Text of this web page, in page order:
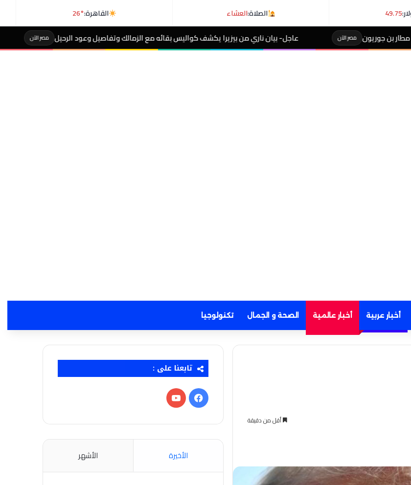
49.75 الصلاة:العشاء القاهرة:26°
الآن عاجل- بيان ناري من بيزيرا يكشف كواليس بقائه مع الزمالك وتفاصيل وعود الرحيل مصر الآن عاجل- انطلاق
أخبار عربية أخبار عالمية الصحة و الجمال تكنولوجيا
أقل من دقيقة
تابعنا على :
فيسبوك‫YouTube
الأخيرة الأشهر